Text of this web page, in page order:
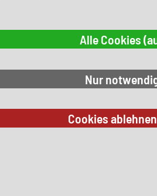
Ihren Suchkriterien.